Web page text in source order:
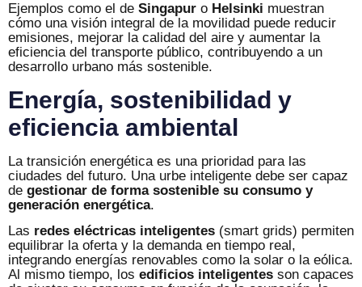
Ejemplos como el de Singapur o Helsinki muestran
cómo una visión integral de la movilidad puede reducir
emisiones, mejorar la calidad del aire y aumentar la
eficiencia del transporte público, contribuyendo a un
desarrollo urbano más sostenible.
Energía, sostenibilidad y
eficiencia ambiental
La transición energética es una prioridad para las
ciudades del futuro. Una urbe inteligente debe ser capaz
de gestionar de forma sostenible su consumo y
generación energética.
Las redes eléctricas inteligentes (smart grids) permiten
equilibrar la oferta y la demanda en tiempo real,
integrando energías renovables como la solar o la eólica.
Al mismo tiempo, los edificios inteligentes son capaces